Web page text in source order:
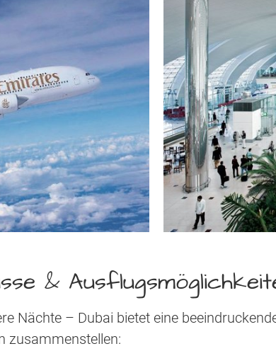
&
Nächte – Dubai bietet eine
zusammenstellen: